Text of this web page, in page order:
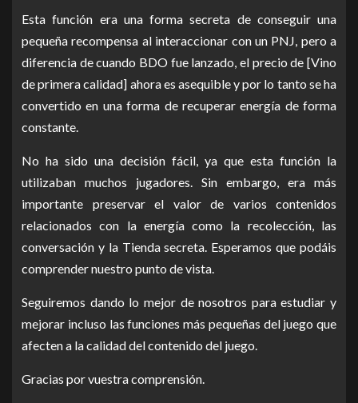
Esta función era una forma secreta de conseguir una
pequeña recompensa al interaccionar con un PNJ, pero a
diferencia de cuando BDO fue lanzado, el precio de [Vino
de primera calidad] ahora es asequible y por lo tanto se ha
convertido en una forma de recuperar energía de forma
constante.
No ha sido una decisión fácil, ya que esta función la
utilizaban muchos jugadores. Sin embargo, era más
importante preservar el valor de varios contenidos
relacionados con la energía como la recolección, las
conversación y la Tienda secreta. Esperamos que podáis
comprender nuestro punto de vista.
Seguiremos dando lo mejor de nosotros para estudiar y
mejorar incluso las funciones más pequeñas del juego que
afecten a la calidad del contenido del juego.
Gracias por vuestra comprensión.